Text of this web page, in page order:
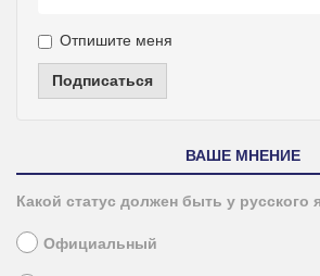
Отпишите меня
Подписаться
ВАШЕ МНЕНИЕ
Какой статус должен быть у русского
Официальный